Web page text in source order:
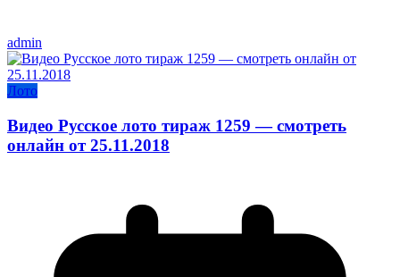
admin
Лото
Видео Русское лото тираж 1259 — смотреть
онлайн от 25.11.2018